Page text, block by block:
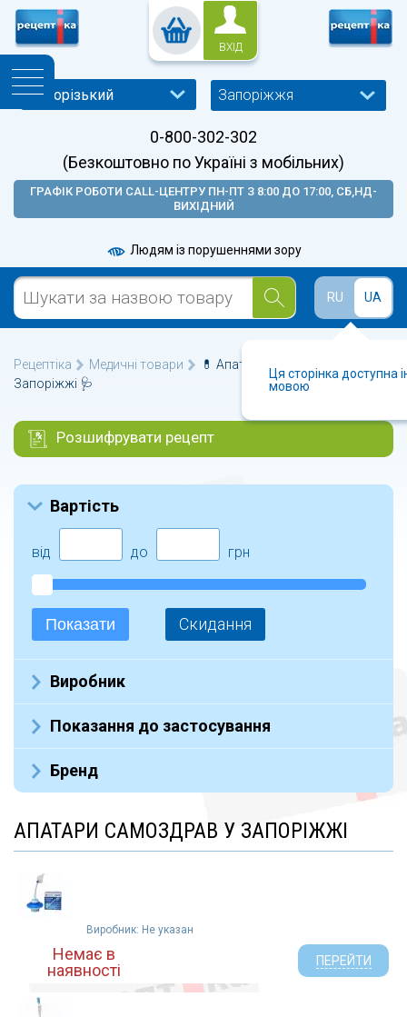
ВХІД
Запоріжжя
0-800-302-302
(Безкоштовно по Україні з мобільних)
ГРАФІК РОБОТИ CALL-ЦЕНТРУ ПН-ПТ З 8:00 ДО 17:00, СБ,НД-
ВИХІДНИЙ
Людям із порушеннями зору
RU UA
Ця сторінка доступна
мовою
Рецептіка Медичні товари
💊 Апатари Самоздрав у
Запоріжжі 🩺
Розшифрувати рецепт
Вартість
від до грн
Показати Скидання
Виробник
Не указан (3)
Показання до застосування
Бренд
АПАТАРИ САМОЗДРАВ У ЗАПОРІЖЖІ
Виробник: Не указан
Немає в
наявності
ПЕРЕЙТИ